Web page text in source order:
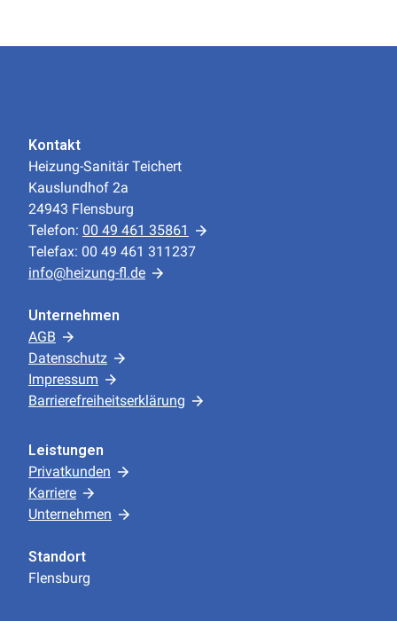
Kontakt
Heizung-Sanitär Teichert
Kauslundhof 2a
24943 Flensburg
Telefon: 00 49 461 35861
Telefax: 00 49 461 311237
info@heizung-fl.de
Unternehmen
AGB
Datenschutz
Impressum
Barrierefreiheitserklärung
Leistungen
Privatkunden
Karriere
Unternehmen
Standort
Flensburg